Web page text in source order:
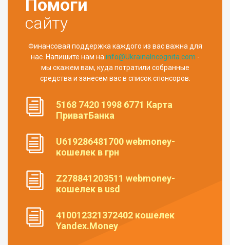
Помоги
сайту
Финансовая поддержка каждого из вас важна для
нас. Напишите нам наinfo@UkrainaIncognita.com -
мы скажем вам, куда потратили собранные
средства и занесем вас в список спонсоров.
5168 7420 1998 6771 Карта
ПриватБанка
U619286481700 webmoney-
кошелек в грн
Z278841203511 webmoney-
кошелек в usd
410012321372402 кошелек
Yandex.Money